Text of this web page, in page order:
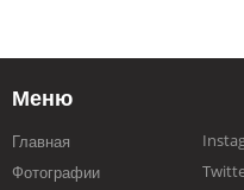
Меню
Главная
Фотографии